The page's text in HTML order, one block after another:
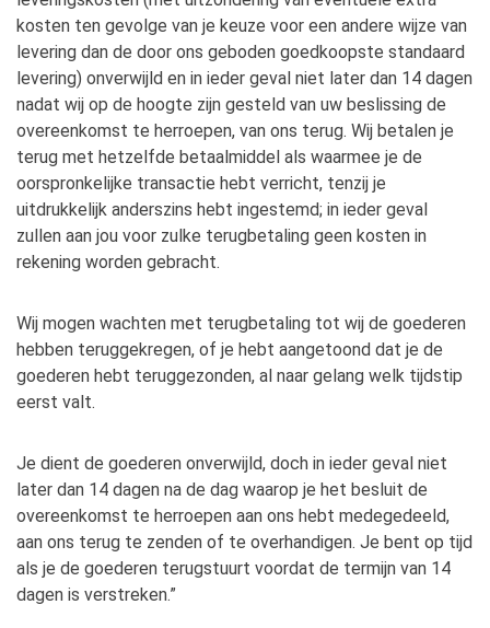
kosten ten gevolge van je keuze voor een andere wijze van
levering dan de door ons geboden goedkoopste standaard
levering) onverwijld en in ieder geval niet later dan 14 dagen
nadat wij op de hoogte zijn gesteld van uw beslissing de
overeenkomst te herroepen, van ons terug. Wij betalen je
terug met hetzelfde betaalmiddel als waarmee je de
oorspronkelijke transactie hebt verricht, tenzij je
uitdrukkelijk anderszins hebt ingestemd; in ieder geval
zullen aan jou voor zulke terugbetaling geen kosten in
rekening worden gebracht.
Wij mogen wachten met terugbetaling tot wij de goederen
hebben teruggekregen, of je hebt aangetoond dat je de
goederen hebt teruggezonden, al naar gelang welk tijdstip
eerst valt.
Je dient de goederen onverwijld, doch in ieder geval niet
later dan 14 dagen na de dag waarop je het besluit de
overeenkomst te herroepen aan ons hebt medegedeeld,
aan ons terug te zenden of te overhandigen. Je bent op tijd
als je de goederen terugstuurt voordat de termijn van 14
dagen is verstreken.”